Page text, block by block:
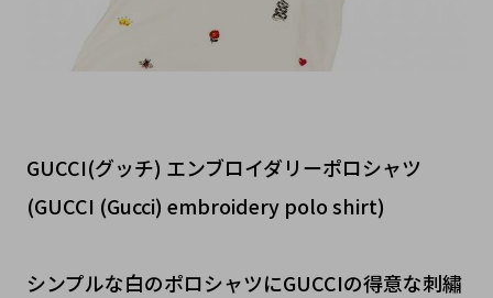
GUCCI(グッチ) エンブロイダリーポロシャツ
(GUCCI (Gucci) embroidery polo shirt)
シンプルな白のポロシャツにGUCCIの得意な刺繡